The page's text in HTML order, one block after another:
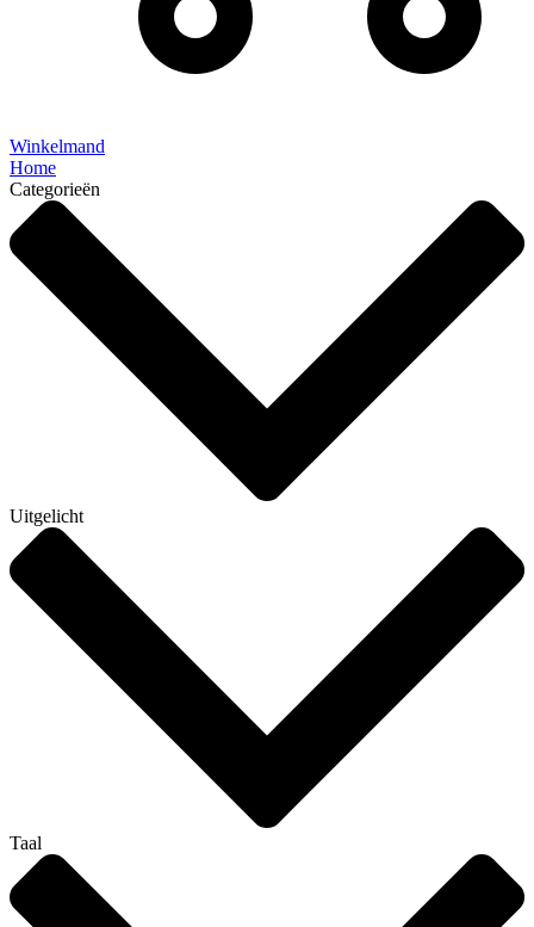
Winkelmand
Home
Categorieën
Uitgelicht
Taal